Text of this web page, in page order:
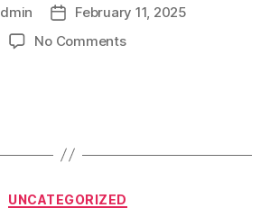
February 11, 2025
No Comments
UNCATEGORIZED